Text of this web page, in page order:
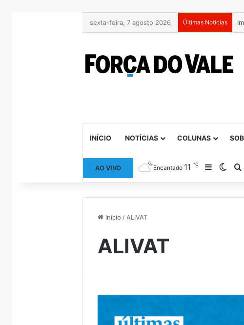
sexta-feira, 7 agosto 2026 Últimas Notícias
INÍCIO NOTÍCIAS COLUNAS
AO VIVO Encantado 11℃ Barra
Início / ALIVAT
ALIVAT